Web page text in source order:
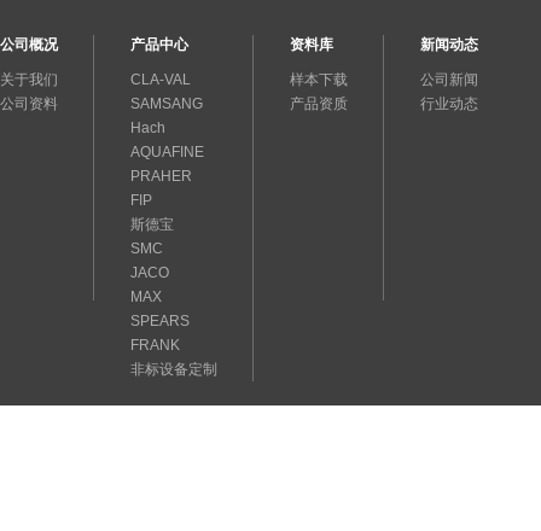
公司概况
关于我们
公司资料
产品中心
CLA-VAL
SAMSANG
Hach
AQUAFINE
PRAHER
FIP
斯德宝
SMC
JACO
MAX
SPEARS
FRANK
非标设备定制
资料库
样本下载
产品资质
新闻动态
公司新闻
行业动态